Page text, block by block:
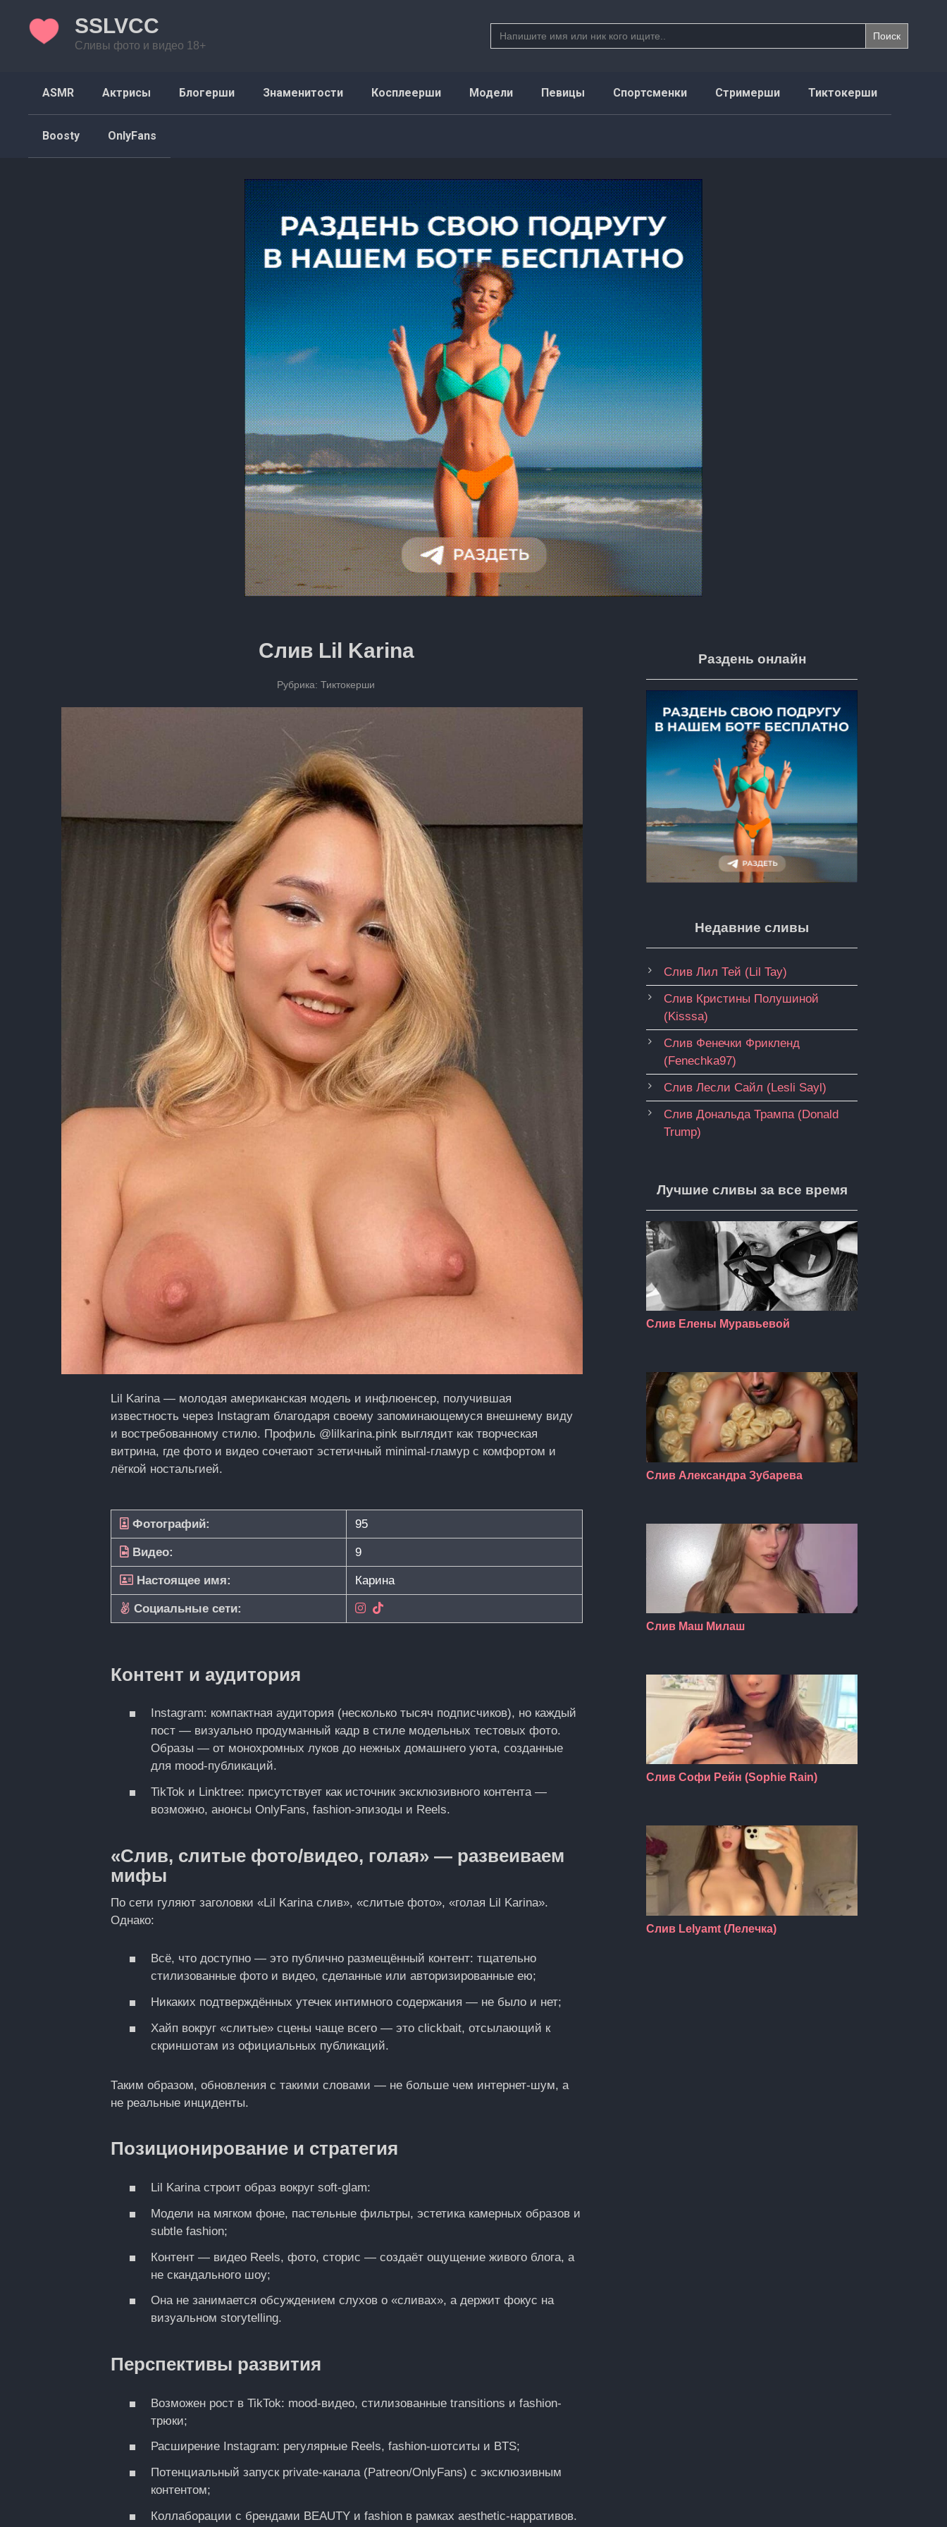
контенту
SSLVCC
Сливы фото и видео 18+
Search
for:
ASMR Актрисы Блогерши Знаменитости Косплеерши Модели Певицы Спортсменки Стримерши Тиктокерши
Boosty OnlyFans
Слив Lil Karina
Рубрика: Тиктокерши
Lil Karina — молодая американская модель и инфлюенсер, получившая
известность через Instagram благодаря своему запоминающемуся внешнему виду
и востребованному стилю. Профиль @lilkarina.pink выглядит как творческая
витрина, где фото и видео сочетают эстетичный minimal‑гламур с комфортом и
лёгкой ностальгией.
Фотографий: 95
Видео: 9
Настоящее имя: Карина
Социальные сети:
Контент и аудитория
Instagram: компактная аудитория (несколько тысяч подписчиков), но каждый
пост — визуально продуманный кадр в стиле модельных тестовых фото.
Образы — от монохромных луков до нежных домашнего уюта, созданные
для mood-публикаций.
TikTok и Linktree: присутствует как источник эксклюзивного контента —
возможно, анонсы OnlyFans, fashion‑эпизоды и Reels.
«Слив, слитые фото/видео, голая» — развеиваем
мифы
По сети гуляют заголовки «Lil Karina слив», «слитые фото», «голая Lil Karina».
Однако:
Всё, что доступно — это публично размещённый контент: тщательно
стилизованные фото и видео, сделанные или авторизированные ею;
Никаких подтверждённых утечек интимного содержания — не было и нет;
Хайп вокруг «слитые» сцены чаще всего — это clickbait, отсылающий к
скриншотам из официальных публикаций.
Таким образом, обновления с такими словами — не больше чем интернет-шум, а
не реальные инциденты.
Позиционирование и стратегия
Lil Karina строит образ вокруг soft‑glam:
Модели на мягком фоне, пастельные фильтры, эстетика камерных образов и
subtle fashion;
Контент — видео Reels, фото, сторис — создаёт ощущение живого блога, а
не скандального шоу;
Она не занимается обсуждением слухов о «сливах», а держит фокус на
визуальном storytelling.
Перспективы развития
Возможен рост в TikTok: mood-видео, стилизованные transitions и fashion-
трюки;
Расширение Instagram: регулярные Reels, fashion-шотситы и BTS;
Потенциальный запуск private-канала (Patreon/OnlyFans) с эксклюзивным
контентом;
Коллаборации с брендами BEAUTY и fashion в рамках aesthetic-нарративов.
Раздень онлайн
Недавние сливы
Слив Лил Тей (Lil Tay)
Слив Кристины Полушиной
(Kisssa)
Слив Фенечки Фрикленд
(Fenechka97)
Слив Лесли Сайл (Lesli Sayl)
Слив Дональда Трампа (Donald
Trump)
Лучшие сливы за все время
Слив Елены Муравьевой
Слив Александра Зубарева
Слив Маш Милаш
Слив Софи Рейн (Sophie Rain)
Слив Lelyamt (Лелечка)